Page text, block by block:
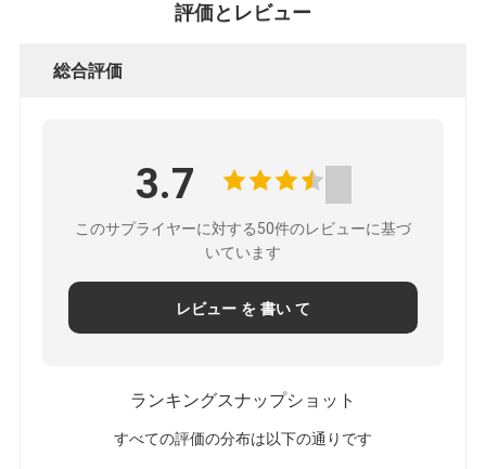
評価とレビュー
総合評価
3.7
このサプライヤーに対する50件のレビューに基づ
いています
レビュー を 書い て
ランキングスナップショット
すべての評価の分布は以下の通りです